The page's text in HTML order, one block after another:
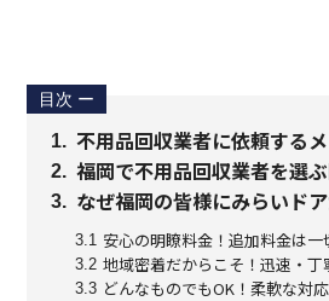
目次 ー
1 不用品回収業者に依頼する
2 福岡で不用品回収業者を選
3 なぜ福岡の皆様にみらいド
3.1 安心の明瞭料金！追加料金は一
3.2 地域密着だからこそ！迅速・丁
3.3 どんなものでもOK！柔軟な対